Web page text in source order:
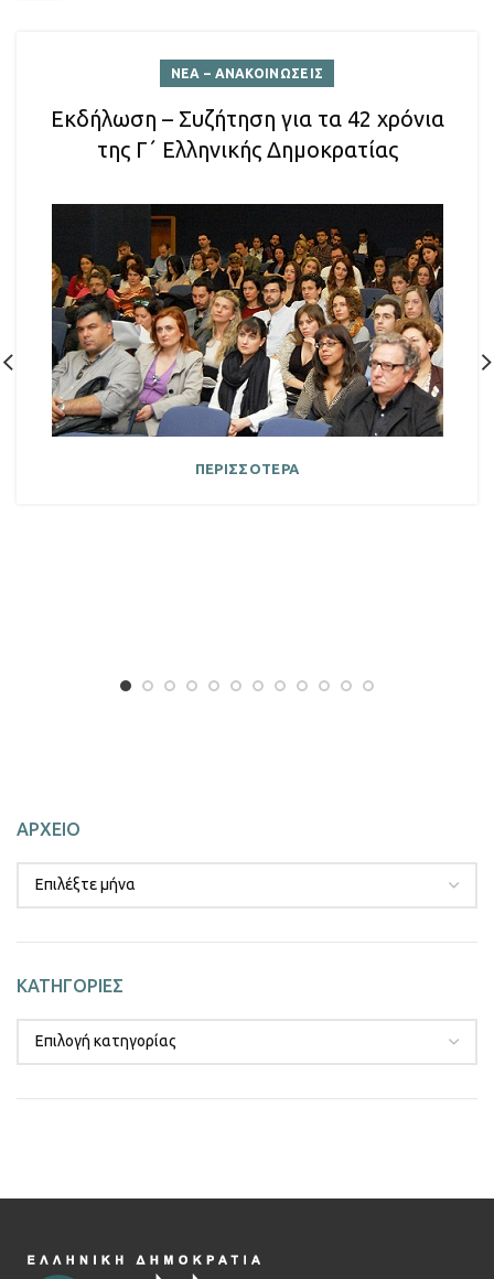
ΝΕΑ – ΑΝΑΚΟΙΝΩΣΕΙΣ
Εκδήλωση – Συζήτηση για τα 42 χρόνια
της Γ΄ Ελληνικής Δημοκρατίας
ΠΕΡΙΣΣΟΤΕΡΑ
ΑΡΧΕΙΟ
ΚΑΤΗΓΟΡΙΕΣ